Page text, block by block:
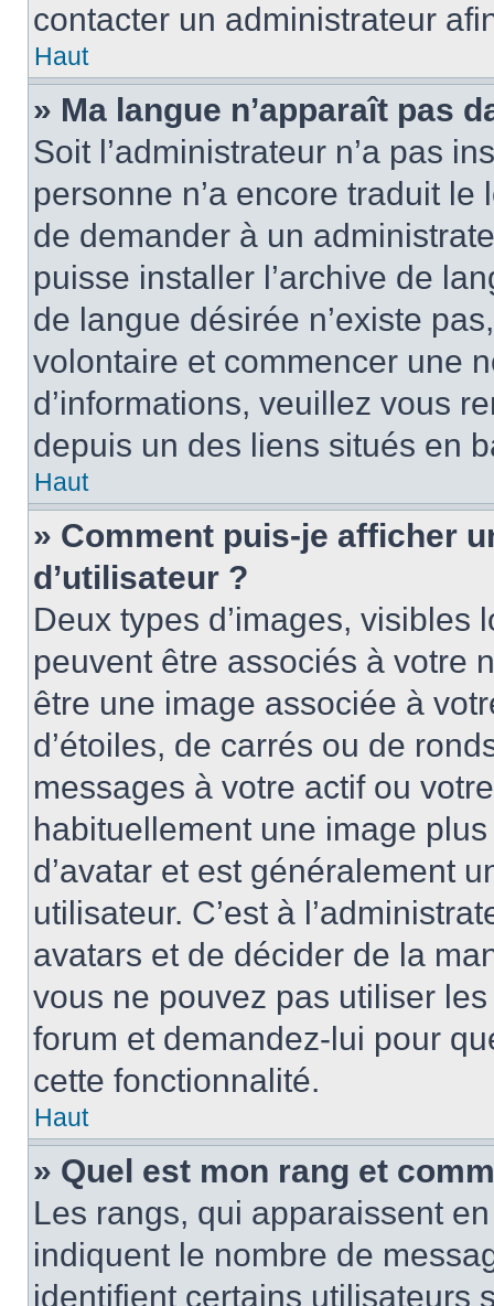
contacter un administrateur
Haut
» Ma langue n’apparaît pas
Soit l’administrateur n’a pas
personne n’a encore traduit
de demander à un
puisse installer l’archive de
de langue désirée n’existe
volontaire et commencer une
d’informations, veuillez vous
depuis un des liens situés en
Haut
» Comment puis-je afficher
d’utilisateur ?
Deux types d’images,
peuvent être associés à votre
être une image associée à
d’étoiles, de carrés ou de
messages à votre actif ou
habituellement une image
d’avatar et est généralement
utilisateur. C’est à
avatars et de décider de la
vous ne pouvez pas utiliser
forum et demandez-lui pour
cette fonctionnalité.
Haut
» Quel est mon rang et
Les rangs, qui apparaissent
indiquent le nombre de
identifient certains utilisateurs